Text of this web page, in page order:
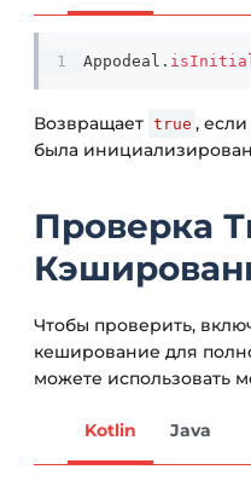
Appodeal .
Возвращает true ,
была
Проверка
Чтобы проверить,
кеширование для
можете использовать
Kotlin Java